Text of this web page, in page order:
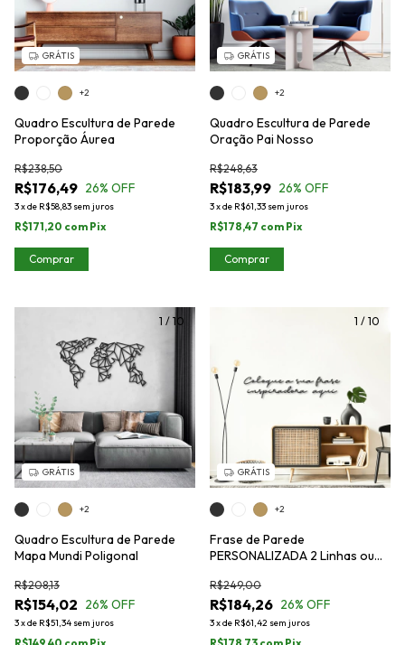
GRÁTIS
Quadro Escultura de Parede
Proporção Áurea
R$176,49
R$238,50
26% OFF
3xde R$58,83 sem juros
R$171,20 com Pix
+2
Comprar
GRÁTIS
Quadro Escultura de Parede
Oração Pai Nosso
R$183,99
R$248,63
26% OFF
3xde R$61,33 sem juros
R$178,47 com Pix
+2
Comprar
1 / 10
GRÁTIS
Quadro Escultura de Parede
Mapa Mundi Poligonal
R$154,02
R$208,13
26% OFF
3xde R$51,34 sem juros
+2
1 / 10
GRÁTIS
Frase de Parede
PERSONALIZADA 2 Linhas ou
R$184,26
R$249,00
26% OFF
3xde R$61,42 sem juros
+2